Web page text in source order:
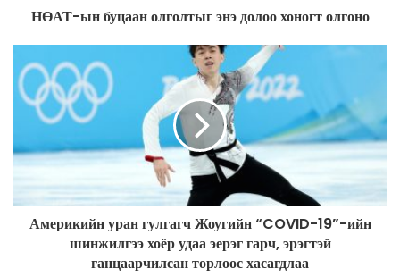
d
r
e
s
НӨАТ-ын буцаан олголтыг энэ долоо хоногт олгоно
Америкийн уран гулгагч Жоугийн “COVID-19”-ийн
шинжилгээ хоёр удаа эерэг гарч, эрэгтэй
ганцаарчилсан төрлөөс хасагдлаа